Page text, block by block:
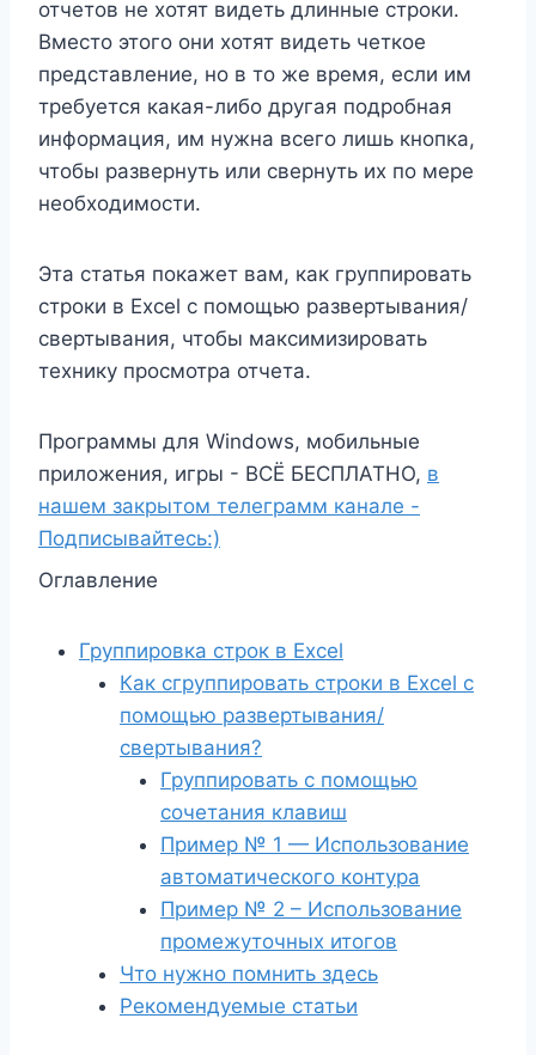
отчетов не хотят видеть длинные строки.
Вместо этого они хотят видеть четкое
представление, но в то же время, если им
требуется какая-либо другая подробная
информация, им нужна всего лишь кнопка,
чтобы развернуть или свернуть их по мере
необходимости.
Эта статья покажет вам, как группировать
строки в Excel с помощью развертывания/
свертывания, чтобы максимизировать
технику просмотра отчета.
Программы для Windows, мобильные
приложения, игры - ВСЁ БЕСПЛАТНО, в
нашем закрытом телеграмм канале -
Подписывайтесь:)
Оглавление
Группировка строк в Excel
Как сгруппировать строки в Excel с
помощью развертывания/
свертывания?
Группировать с помощью
сочетания клавиш
Пример № 1 — Использование
автоматического контура
Пример № 2 – Использование
промежуточных итогов
Что нужно помнить здесь
Рекомендуемые статьи